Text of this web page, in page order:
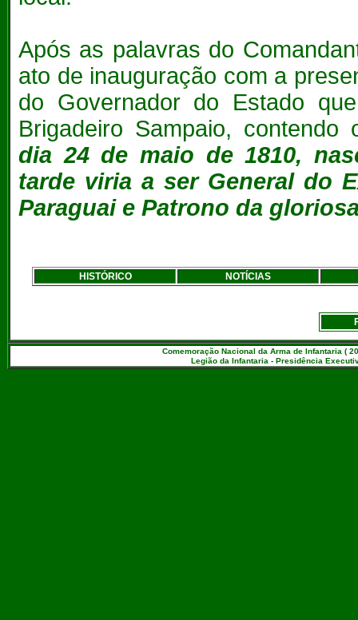
Após as palavras do
ato de inauguração com a
do Governador do Estado
Brigadeiro Sampaio, contendo
dia 24 de maio de 1810,
tarde viria a ser General do
Paraguai e Patrono da
HISTÓRICO NOTÍCIAS
Comemoração Nacional da Arma de Infantaria (
Legião da Infantaria - Presidência